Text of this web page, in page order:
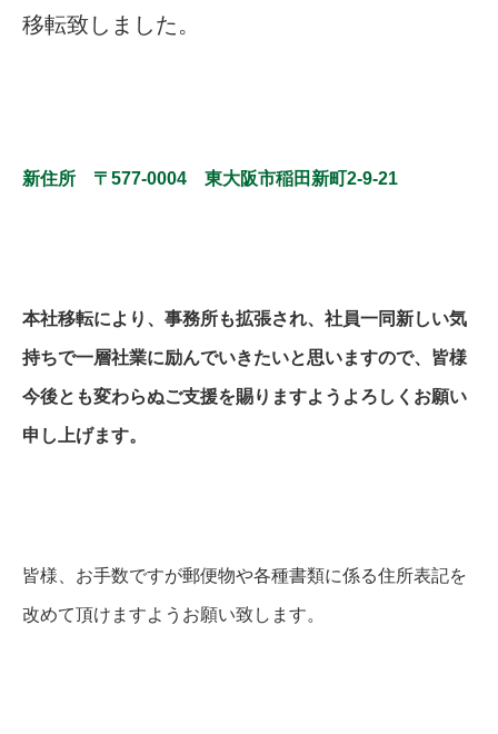
移転致しました。
新住所 〒577-0004 東大阪市稲田新町2-9-21
本社移転により、事務所も拡張され、社員一同新しい気
持ちで一層社業に励んでいきたいと思いますので、皆様
今後とも変わらぬご支援を賜りますようよろしくお願い
申し上げます。
皆様、お手数ですが郵便物や各種書類に係る住所表記を
改めて頂けますようお願い致します。